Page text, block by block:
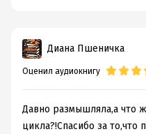
Диана Пшеничка
Оценил аудиокнигу
Давно размышляла,а что
цикла?!Спасибо за то,что